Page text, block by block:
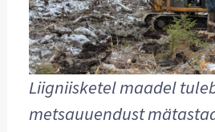
Liigniisketel maadel
metsauuendust